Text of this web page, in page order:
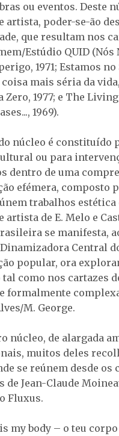
ou eventos.
artista, poder-se-ão
que resultam nos
Estúdio QUID (Nós
1971; Estamos no
mais séria da
1977; e The
1969).
núcleo é constituído
ou para
dentro de uma
efémera, composto
trabalhos
artista de E. Melo e
se manifesta,
Central
popular, ora
tal como nos cartazes
formalmente
M. George.
núcleo, de alargada
muitos deles
se reúnem desde
de Jean-Claude
Fluxus.
my body – o teu